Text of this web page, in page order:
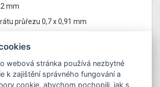
mm
průřezu 0,7 x 0,91 mm
mm
spony dle výrobce: Bea 97, Haubold
Prebena O, Knoll 97, Omer 4097, Rapid 137
webová stránka používá nezbytné
k zajištění správného fungování a
cookie, abychom pochopili, jak s